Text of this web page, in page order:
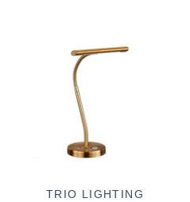
TRIO LIGHTING